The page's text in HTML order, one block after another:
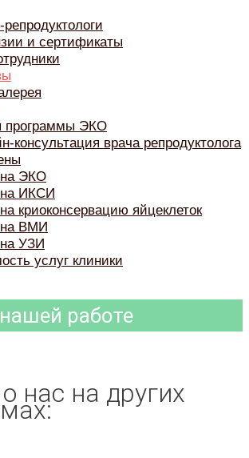
и сертификаты
программы ЭКО
консультация врача репродуктолога
ЭКО
ИКСИ
криоконсервацию яйцеклеток
ВМИ
УЗИ
услуг клиники
работе
нас на других